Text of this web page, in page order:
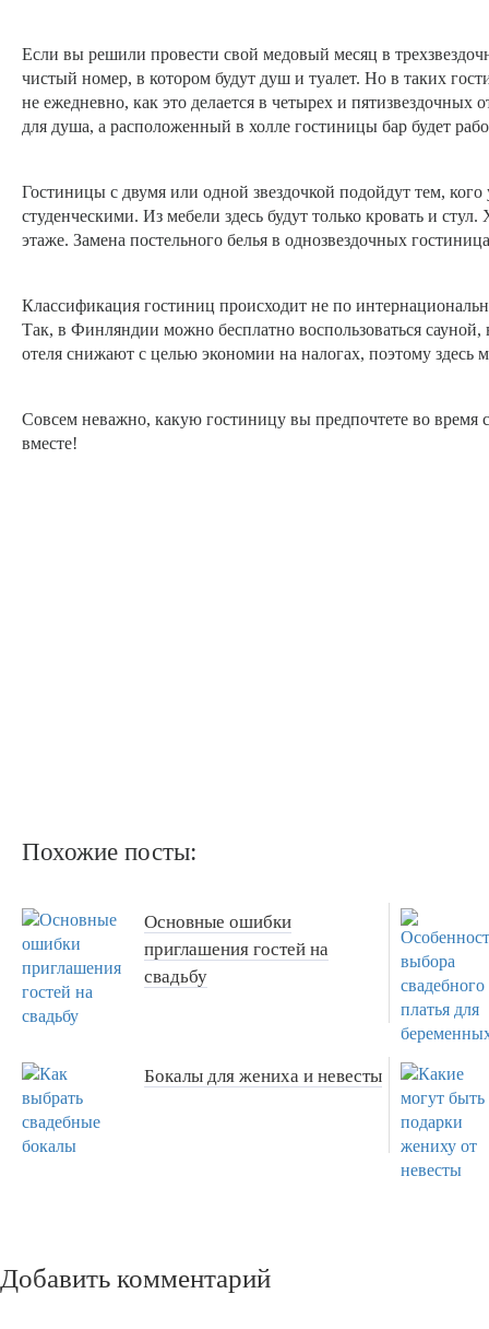
Если вы решили провести свой медовый месяц в
чистый номер, в котором будут душ и туалет. Но в таких
не ежедневно, как это делается в четырех и
для душа, а расположенный в холле гостиницы бар будет
Гостиницы с двумя или одной звездочкой подойдут тем,
студенческими. Из мебели здесь будут только кровать и
этаже. Замена постельного белья в однозвездочных
Классификация гостиниц происходит не по
Так, в Финляндии можно бесплатно воспользоваться
отеля снижают с целью экономии на налогах, поэтому
Совсем неважно, какую гостиницу вы предпочтете во время
вместе!
Похожие посты:
Основные ошибки
приглашения гостей на
свадьбу
Бокалы для жениха и невесты
Добавить комментарий